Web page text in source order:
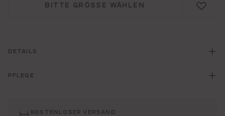
BITTE GRÖSSE WÄHLEN
DETAILS
PFLEGE
KOSTENLOSER VERSAND